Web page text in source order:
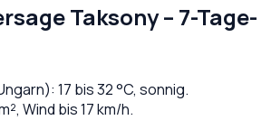
Taksony– 7-Tage-
): 17 bis32°C, sonnig.
Wind bis17km/h.